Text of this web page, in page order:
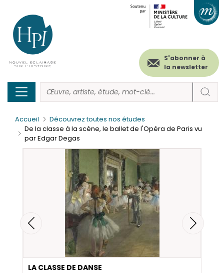
contenu
principal
Menu
secondaire
(header)
S'abonner à
la newsletter
Accueil
Découvrez toutes nos études
De la classe à la scène, le ballet de l'Opéra de Paris vu
par Edgar Degas
LA CLASSE DE DANSE